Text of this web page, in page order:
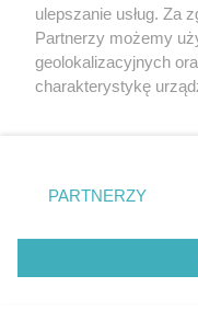
ZOBACZ
ulepszanie usług. Za
Partnerzy możemy
geolokalizacyjnych
charakterystykę
zmienić/wycofać
znajdujący się w
rodzaje
użytkownika, ale
przetwarzaniu.
PARTNERZY